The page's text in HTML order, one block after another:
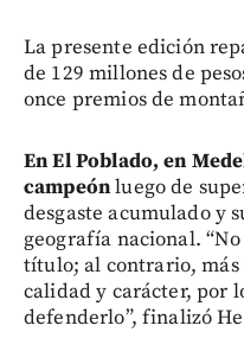
La presente edición
de 129 millones de
once premios de
En El Poblado, en
campeónluego de
desgaste acumulado y
geografía nacional.
título; al contrario,
calidad y carácter, por
defenderlo”, finalizó